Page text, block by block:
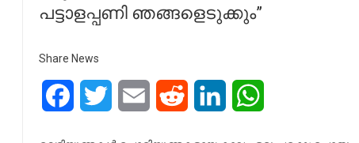
പട്ടാളപ്പണി ഞങ്ങളെടുക്കും”
Share News
FacebookTwitter Email Reddit LinkedIn